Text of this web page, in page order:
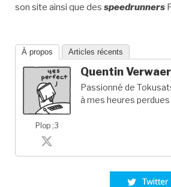
son site ainsi que des speedrunners
À propos Articles récents
Plop ;3
Quentin
Passionné de
à mes heures